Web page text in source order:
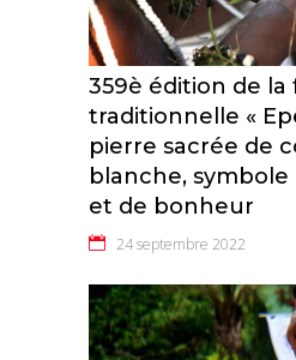
359è édition de la
traditionnelle «
pierre sacrée de
blanche,
et de bonheur
24 septembre 2022